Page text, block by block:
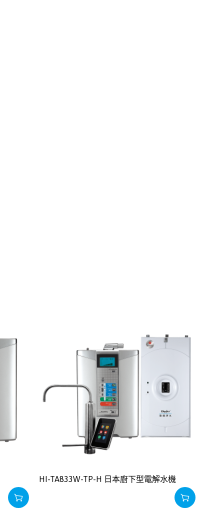
HI-TA833W-TP-H 日本廚下型電解水機